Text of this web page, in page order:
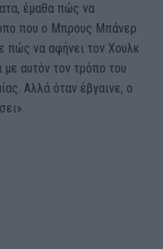
έμαθα πώς να
που ο Μπρους Μπάνερ
πώς να αφήνει τον Χουλκ
με αυτόν τον τρόπο του
Αλλά όταν έβγαινε, ο